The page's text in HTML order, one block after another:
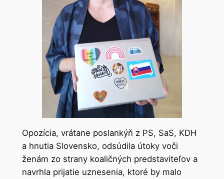
Opozícia, vrátane poslankýň z PS, SaS, KDH
a hnutia Slovensko, odsúdila útoky voči
ženám zo strany koaličných predstaviteľov a
navrhla prijatie uznesenia, ktoré by malo